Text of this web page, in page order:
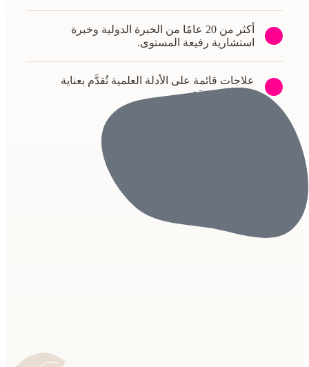
أكثر من 20 عامًا من الخبرة الدولية وخبرة
استشارية رفيعة المستوى.
علاجات قائمة على الأدلة العلمية تُقدَّم بعناية
وتعاطف ودقة.